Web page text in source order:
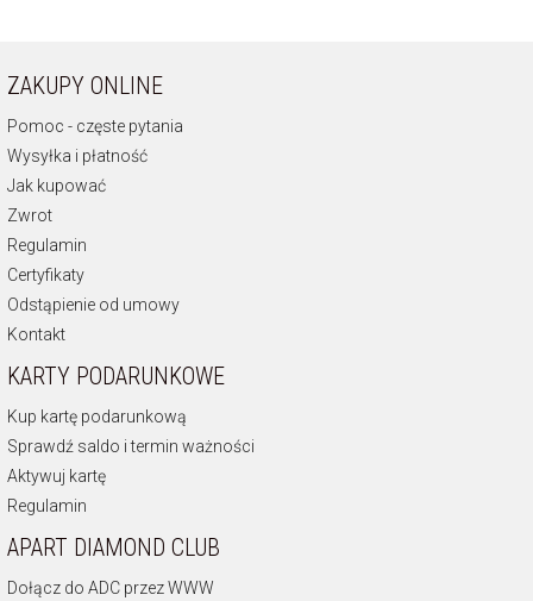
ZAKUPY ONLINE
Pomoc - częste pytania
Wysyłka i płatność
Jak kupować
Zwrot
Regulamin
Certyfikaty
Odstąpienie od umowy
Kontakt
KARTY PODARUNKOWE
Kup kartę podarunkową
Sprawdź saldo i termin ważności
Aktywuj kartę
Regulamin
APART DIAMOND CLUB
Dołącz do ADC przez WWW